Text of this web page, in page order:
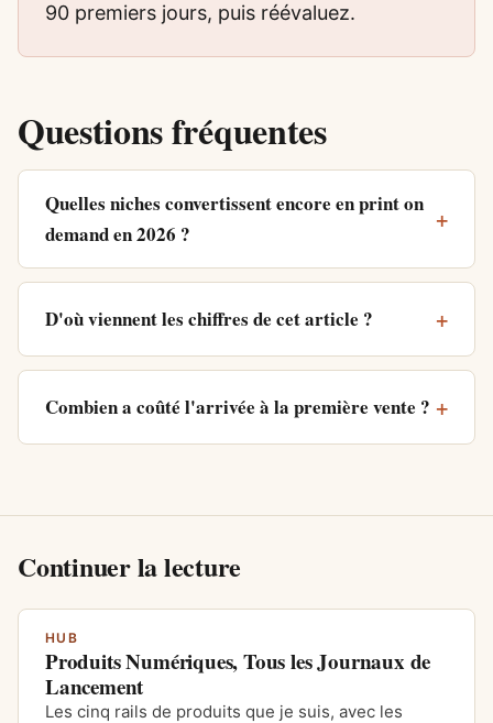
90 premiers jours, puis réévaluez.
Questions fréquentes
Quelles niches convertissent encore en print on
demand en 2026 ?
D'où viennent les chiffres de cet article ?
Combien a coûté l'arrivée à la première vente ?
Continuer la lecture
HUB
Produits Numériques, Tous les Journaux de
Lancement
Les cinq rails de produits que je suis, avec les